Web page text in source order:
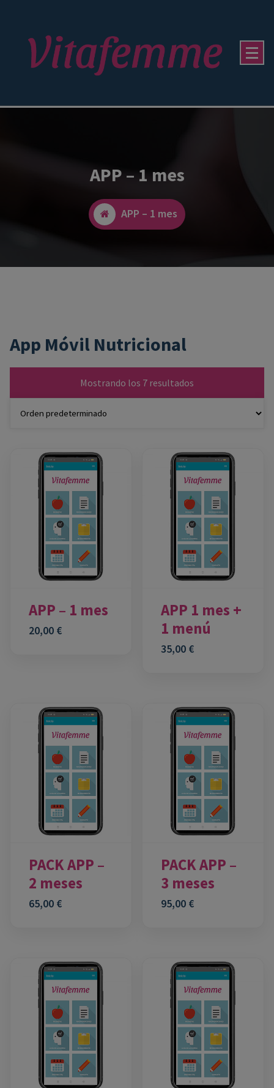
APP – 1 mes
APP – 1 mes
App Móvil Nutricional
Mostrando los 7 resultados
APP – 1 mes
20,00 €
APP 1 mes +
1 menú
35,00 €
PACK APP –
2 meses
65,00 €
PACK APP –
3 meses
95,00 €